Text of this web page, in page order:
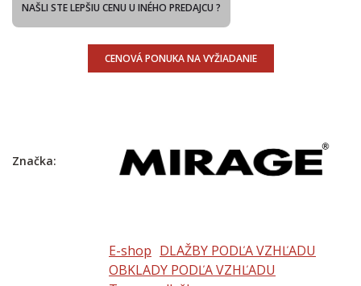
NAŠLI STE LEPŠIU CENU U INÉHO PREDAJCU ?
CENOVÁ PONUKA NA VYŽIADANIE
Značka:
E-shop DLAŽBY PODĽA VZHĽADU
OBKLADY PODĽA VZHĽADU